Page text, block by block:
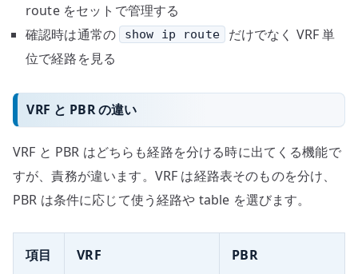
route をセットで管理する
確認時は通常の
show ip route
だけでなく VRF 単
位で経路を見る
VRF と PBR の違い
VRF と PBR はどちらも経路を分ける時に出てくる機能で
すが、責務が違います。VRF は経路表そのものを分け、
PBR は条件に応じて使う経路や table を選びます。
項目 VRF PBR